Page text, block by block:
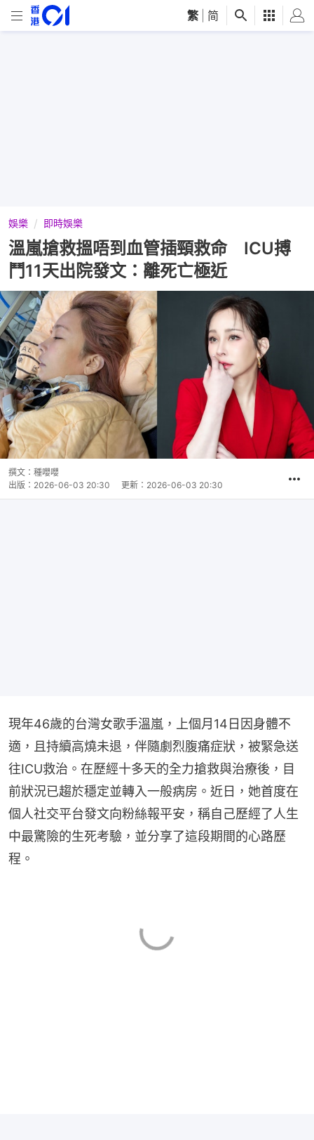
繁 简
娛樂 即時娛樂
溫嵐搶救搵唔到血管插頸救命 ICU搏
鬥11天出院發文：離死亡極近
撰文： 種嚶嚶
出版： 2026-06-03 20:30 更新： 2026-06-03 20:30
現年46歲的台灣女歌手溫嵐，上個月14日因身體不
適，且持續高燒未退，伴隨劇烈腹痛症狀，被緊急送
往ICU救治。在歷經十多天的全力搶救與治療後，目
前狀況已趨於穩定並轉入一般病房。近日，她首度在
個人社交平台發文向粉絲報平安，稱自己歷經了人生
中最驚險的生死考驗，並分享了這段期間的心路歷
程。